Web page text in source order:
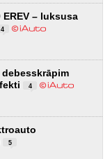
– luksusa
4
4
5